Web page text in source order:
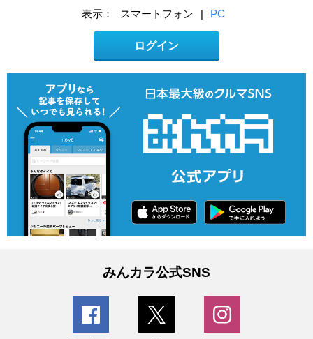
表示： スマートフォン | PC
ログイン
みんカラ公式SNS